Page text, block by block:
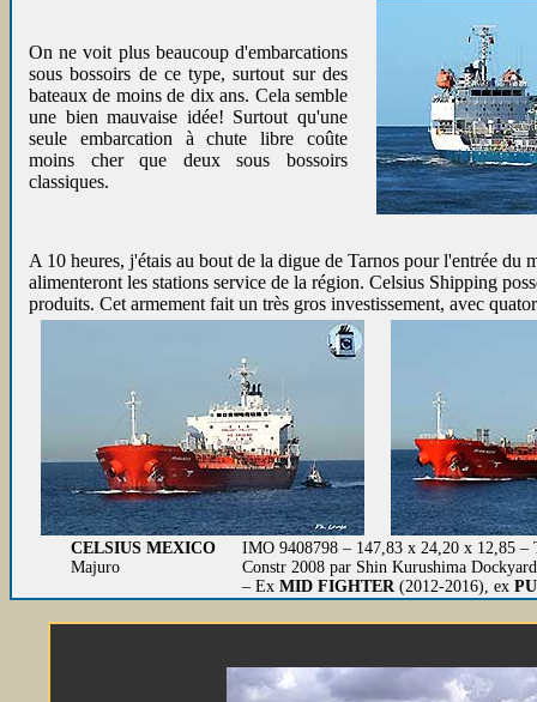
On ne voit plus beaucoup d'embarcations
sous bossoirs de ce type, surtout sur des
bateaux de moins de dix ans. Cela semble
une bien mauvaise idée! Surtout qu'une
seule embarcation à chute libre coûte
moins cher que deux sous bossoirs
classiques.
A 10 heures, j'étais au bout de la digue de Tarnos pour l'entrée du
alimenteront les stations service de la région. Celsius Shipping
produits. Cet armement fait un très gros investissement, avec
CELSIUS MEXICO
Majuro
IMO 9408798 – 147,83 x 24,20 x 12,85
Constr 2008 par Shin Kurushima
– Ex MID FIGHTER(2012-2016), ex